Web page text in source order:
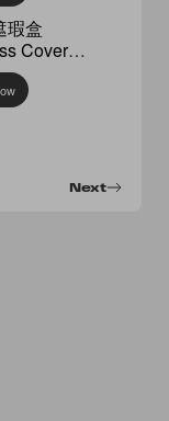
瑕盒
Cover
Next